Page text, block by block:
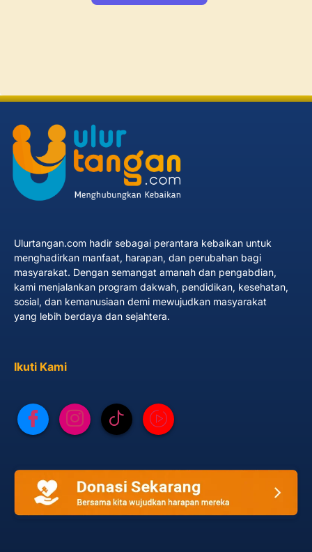
Ulurtangan.com hadir sebagai perantara kebaikan untuk
menghadirkan manfaat, harapan, dan perubahan bagi
masyarakat. Dengan semangat amanah dan pengabdian,
kami menjalankan program dakwah, pendidikan, kesehatan,
sosial, dan kemanusiaan demi mewujudkan masyarakat
yang lebih berdaya dan sejahtera.
Ikuti Kami